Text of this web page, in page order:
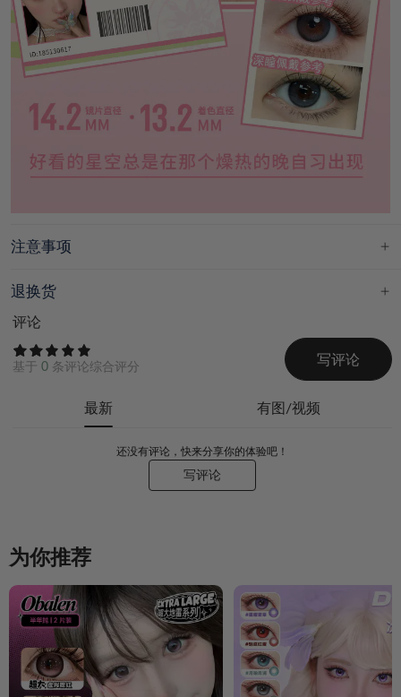
注意事项
退换货
评论
基于 0条评论综合评分
写评论
最新 有图/视频
还没有评论，快来分享你的体验吧！
写评论
为你推荐